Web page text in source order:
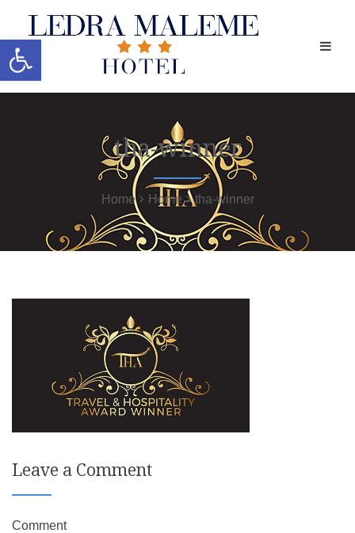
Ανοίξτε τη γραμμή εργαλείων
tha-winner
Home Home tha-winner
Leave a Comment
Comment